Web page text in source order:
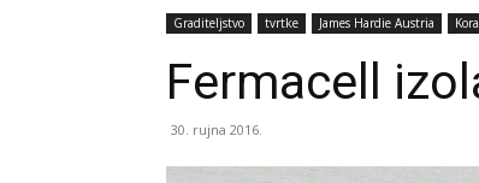
Graditeljstvo tvrtke James Hardie Austria
Fermacell
30. rujna 2016.